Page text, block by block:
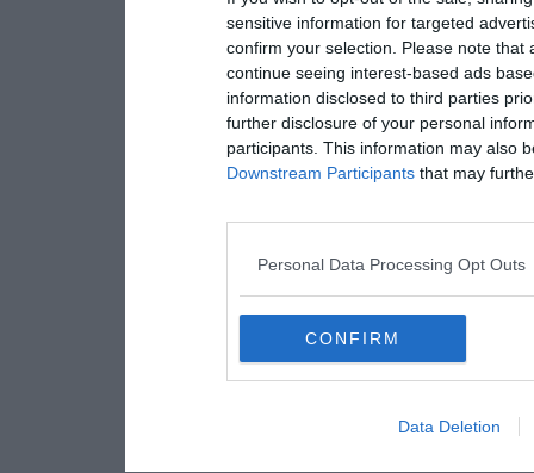
sensitive information for targeted
confirm your selection. Please note
continue seeing interest-based ads
information disclosed to third parties
further disclosure of your personal
participants. This information may also
Downstream Participants that may
Personal Data Processing Opt Outs
CONFIRM
Data Deletion